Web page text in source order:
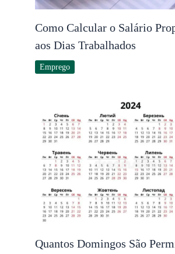
Como Calcular o Salário
aos Dias Trabalhados
Emprego
Quantos Domingos São